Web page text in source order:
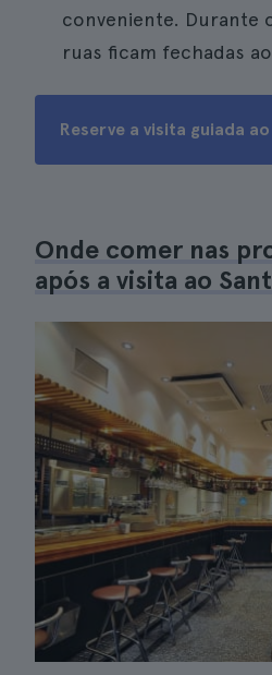
conveniente. Durante
ruas ficam fechadas
Reserve a visita guiada
Onde comer nas
após a visita ao